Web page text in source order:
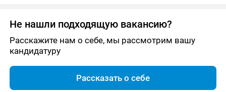
Не нашли подходящую вакансию?
Расскажите нам о себе, мы рассмотрим вашу
кандидатуру
Рассказать о себе